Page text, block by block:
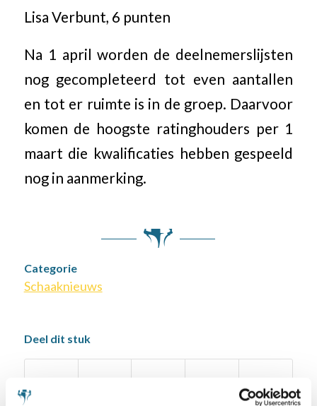
Lisa Verbunt, 6 punten
Na 1 april worden de deelnemerslijsten
nog gecompleteerd tot even aantallen
en tot er ruimte is in de groep. Daarvoor
komen de hoogste ratinghouders per 1
maart die kwalificaties hebben gespeeld
nog in aanmerking.
Categorie
Schaaknieuws
Deel dit stuk